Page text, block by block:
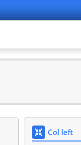
Col left